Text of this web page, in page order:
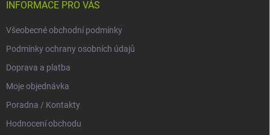
INFORMACE PRO VÁS
Všeobecné obchodní podmínky
Podmínky ochrany osobních údajů
Doprava a platba
Moje objednávka
Poradna / Kontakty
Hodnocení obchodu